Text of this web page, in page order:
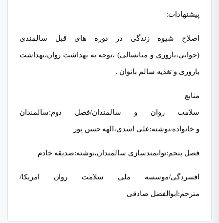
پیشنھادات:
اصلاح شیوه زندگی در دوره های قبل سالمندی
(جوانی،باروری و میانسالی) ،توجه به بھداشت روان،بھداشت
باروری و تغذیه سالم بانوان .
منابع
سلامت روان و سالمندان/فصل دوم:سالمندان
و خانواده،نوشته:علی اسدی،الھه حسن پور
فصل پنجم:توانمندسازی سالمندان،نوشته:صدیقه خادم
افسردگی/موسسه ملی سلامت روان امریکا/
مترجم:ابوالفضل صادقی